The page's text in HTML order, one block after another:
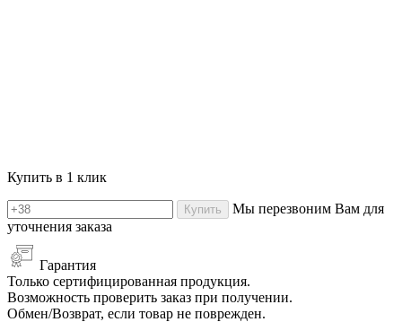
Купить в 1 клик
Купить
Мы перезвоним Вам для
уточнения заказа
Гарантия
Только сертифицированная продукция.
Возможность проверить заказ при получении.
Обмен/Возврат, если товар не поврежден.